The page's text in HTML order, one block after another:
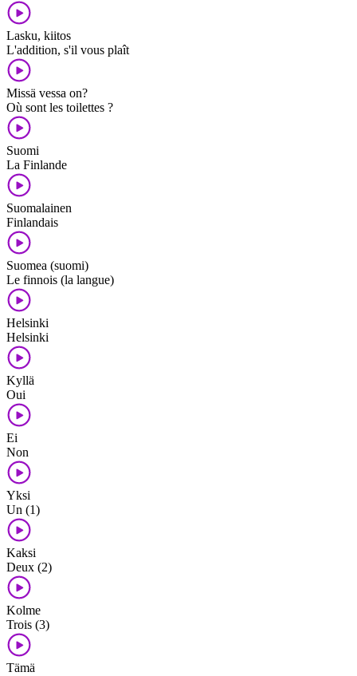
Lasku, kiitos
L'addition, s'il vous plaît
Missä vessa on?
Où sont les toilettes ?
Suomi
La Finlande
Suomalainen
Finlandais
Suomea (suomi)
Le finnois (la langue)
Helsinki
Helsinki
Kyllä
Oui
Ei
Non
Yksi
Un (1)
Kaksi
Deux (2)
Kolme
Trois (3)
Tämä